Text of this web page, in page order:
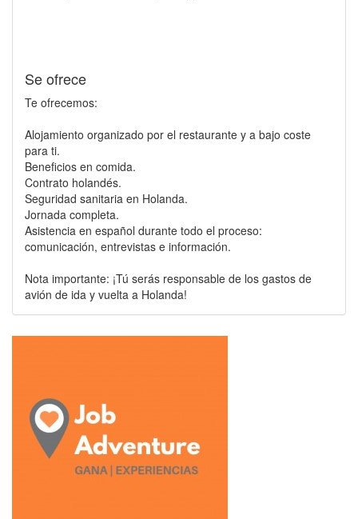
Se ofrece
Te ofrecemos:
Alojamiento organizado por el restaurante y a bajo coste
para ti.
Beneficios en comida.
Contrato holandés.
Seguridad sanitaria en Holanda.
Jornada completa.
Asistencia en español durante todo el proceso:
comunicación, entrevistas e información.
Nota importante: ¡Tú serás responsable de los gastos de
avión de ida y vuelta a Holanda!